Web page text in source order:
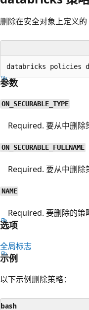
删除在安全对象上定义的
参数
ON_SECURABLE_TYPE
Required. 要从中删除
ON_SECURABLE_FULLNAME
Required. 要从中删除
NAME
Required. 要删除的策
选项
全局标志
示例
以下示例删除策略：
bash